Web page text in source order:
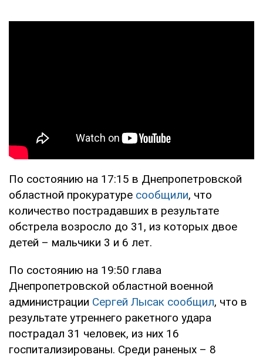
По состоянию на 17:15 в Днепропетровской
областной прокуратуре сообщили, что
количество пострадавших в результате
обстрела возросло до 31, из которых двое
детей – мальчики 3 и 6 лет.
По состоянию на 19:50 глава
Днепропетровской областной военной
администрации Сергей Лысак сообщил, что в
результате утреннего ракетного удара
пострадал 31 человек, из них 16
госпитализированы. Среди раненых – 8